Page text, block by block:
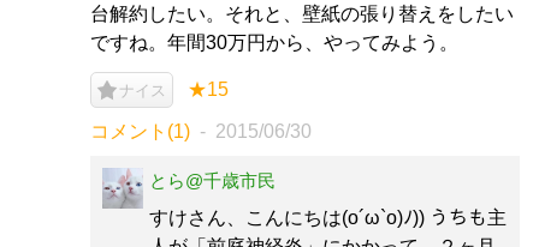
台解約したい。それと、壁紙の張り替えをしたい
ですね。年間30万円から、やってみよう。
ナイス ★15
コメント(1) 2015/06/30
とら@千歳市民
すけさん、こんにちは(o´ω`o)ﾉ)) うちも主